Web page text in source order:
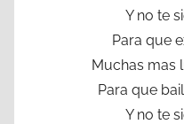
Y no te
Para que
Muchas mas
Para que
Y no te